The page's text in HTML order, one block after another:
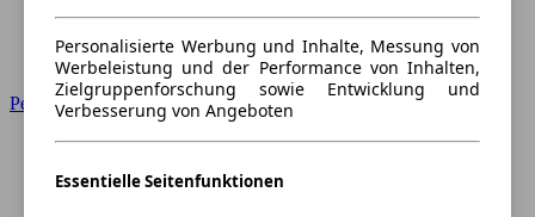
Peugeot
Personalisierte Werbung und Inhalte, Messung von
Werbeleistung und der Performance von Inhalten,
Zielgruppenforschung sowie Entwicklung und
Verbesserung von Angeboten
Essentielle Seitenfunktionen